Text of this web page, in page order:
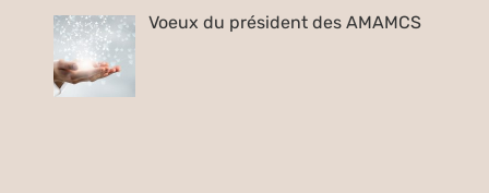
Voeux du président des AMAMCS